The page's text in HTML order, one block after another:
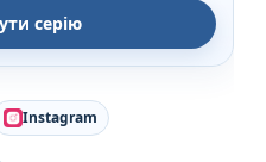
серію
Instagram